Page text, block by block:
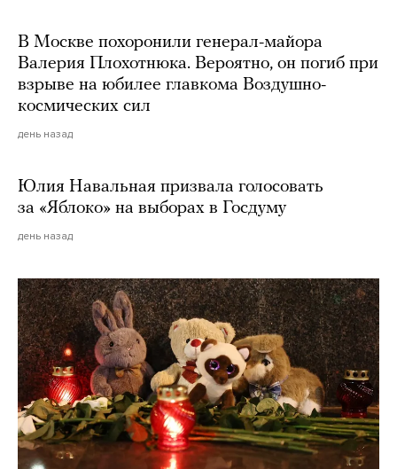
В Москве похоронили генерал-майора
Валерия Плохотнюка. Вероятно, он погиб при
взрыве на юбилее главкома Воздушно-
космических сил
день назад
Юлия Навальная призвала голосовать
за «Яблоко» на выборах в Госдуму
день назад